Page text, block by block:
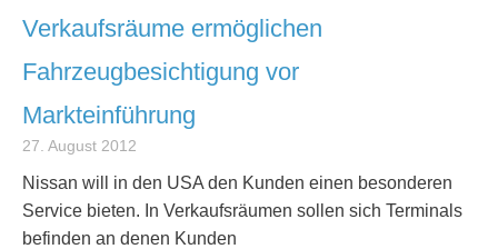
Verkaufsräume ermöglichen
Fahrzeugbesichtigung vor
Markteinführung
27. August 2012
Nissan will in den USA den Kunden einen besonderen
Service bieten. In Verkaufsräumen sollen sich Terminals
befinden an denen Kunden